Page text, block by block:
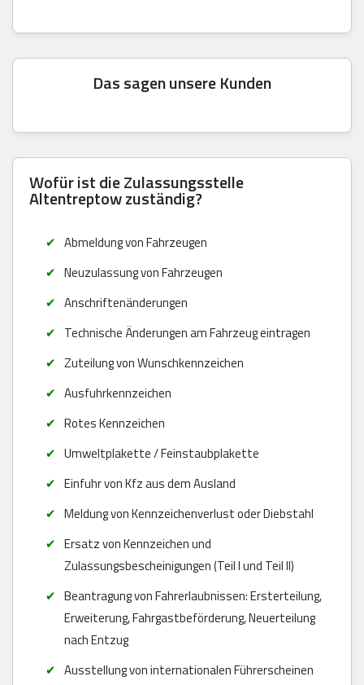
Das sagen unsere Kunden
Wofür ist die Zulassungsstelle
Altentreptow zuständig?
Abmeldung von Fahrzeugen
Neuzulassung von Fahrzeugen
Anschriftenänderungen
Technische Änderungen am Fahrzeug eintragen
Zuteilung von Wunschkennzeichen
Ausfuhrkennzeichen
Rotes Kennzeichen
Umweltplakette / Feinstaubplakette
Einfuhr von Kfz aus dem Ausland
Meldung von Kennzeichenverlust oder Diebstahl
Ersatz von Kennzeichen und
Zulassungsbescheinigungen (Teil I und Teil II)
Beantragung von Fahrerlaubnissen: Ersterteilung,
Erweiterung, Fahrgastbeförderung, Neuerteilung
nach Entzug
Ausstellung von internationalen Führerscheinen